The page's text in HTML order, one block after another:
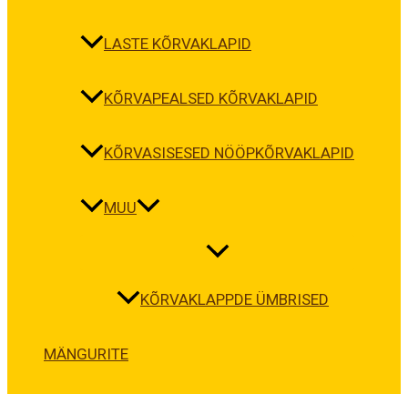
LASTE KÕRVAKLAPID
KÕRVAPEALSED KÕRVAKLAPID
KÕRVASISESED NÖÖPKÕRVAKLAPID
MUU
KÕRVAKLAPPDE ÜMBRISED
MÄNGURITE